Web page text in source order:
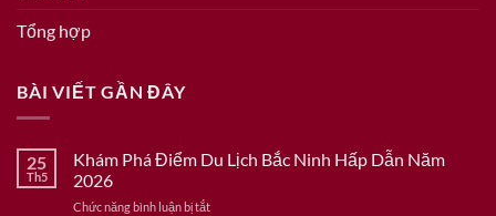
Tổng hợp
BÀI VIẾT GẦN ĐÂY
25
Th5
Khám Phá Điểm Du Lịch Bắc Ninh Hấp Dẫn Năm
2026
Chức năng bình luận bị tắtở